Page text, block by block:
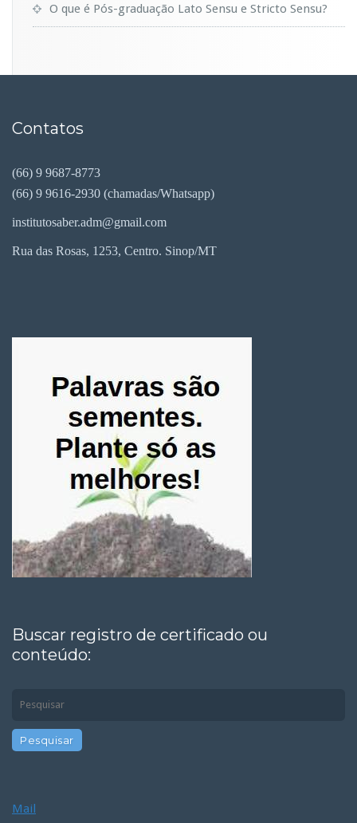
O que é Pós-graduação Lato Sensu e Stricto Sensu?
Contatos
(66) 9 9687-8773
(66) 9 9616-2930 (chamadas/Whatsapp)
institutosaber.adm@gmail.com
Rua das Rosas, 1253, Centro. Sinop/MT
Buscar registro de certificado ou
conteúdo:
Mail